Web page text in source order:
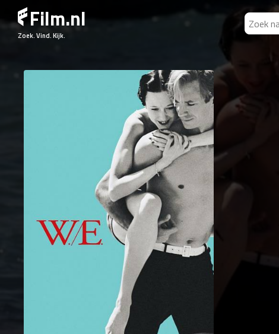
Film.nl
Zoek. Vind. Kijk.